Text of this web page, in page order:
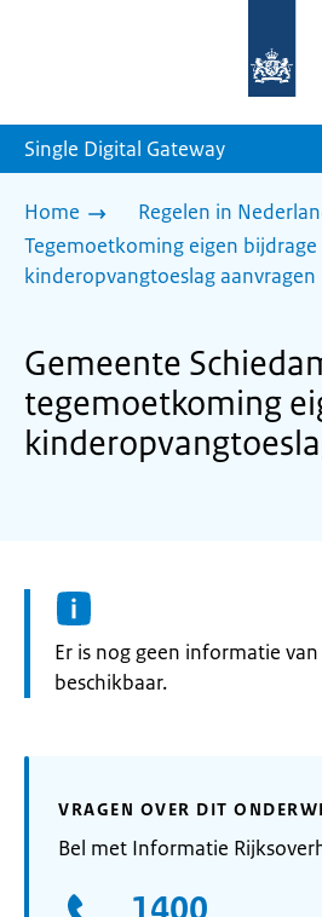
homepage
Single Digital Gateway
Home
Regelen in
Tegemoetkoming eigen bijdrage
kinderopvangtoeslag aanvragen
Gemeente
tegemoetkoming
Informatie:
Er is nog geen informatie
beschikbaar.
VRAGEN OVER DIT
Bel met Informatie